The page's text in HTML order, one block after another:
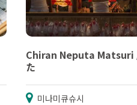
Chiran Neputa Matsuri
た
미나미큐슈시